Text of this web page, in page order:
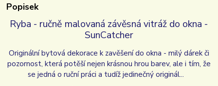
Popisek
Ryba - ručně malovaná závěsná vitráž do okna -
SunCatcher
Originální bytová dekorace k zavěšení do okna - milý dárek či
pozornost, která potěší nejen krásnou hrou barev, ale i tím, že
se jedná o ruční práci a tudíž jedinečný originál...